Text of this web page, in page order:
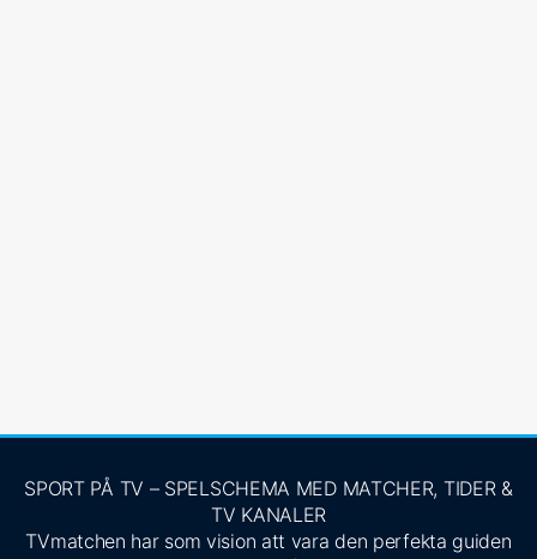
SPORT PÅ TV – SPELSCHEMA MED MATCHER, TIDER &
TV KANALER
TVmatchen har som vision att vara den perfekta guiden